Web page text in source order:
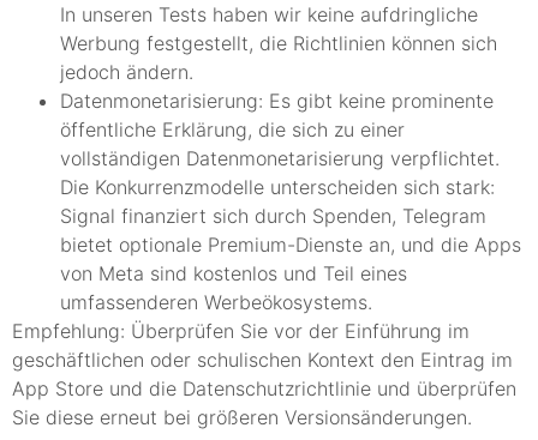
In unseren Tests haben wir keine aufdringliche
Werbung festgestellt, die Richtlinien können sich
jedoch ändern.
Datenmonetarisierung: Es gibt keine prominente
öffentliche Erklärung, die sich zu einer
vollständigen Datenmonetarisierung verpflichtet.
Die Konkurrenzmodelle unterscheiden sich stark:
Signal finanziert sich durch Spenden, Telegram
bietet optionale Premium-Dienste an, und die Apps
von Meta sind kostenlos und Teil eines
umfassenderen Werbeökosystems.
Empfehlung: Überprüfen Sie vor der Einführung im
geschäftlichen oder schulischen Kontext den Eintrag im
App Store und die Datenschutzrichtlinie und überprüfen
Sie diese erneut bei größeren Versionsänderungen.